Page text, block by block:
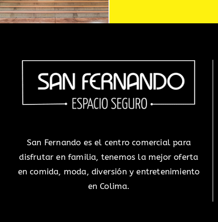
San Fernando es el centro comercial para
disfrutar en familia, tenemos la mejor oferta
en comida, moda, diversión y entretenimiento
en Colima.